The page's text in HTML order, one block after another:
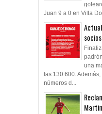
Juan 9 a 0 en Villa
socios
una
las 130.600.
números d...